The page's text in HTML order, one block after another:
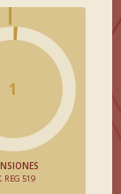
1
REG 519